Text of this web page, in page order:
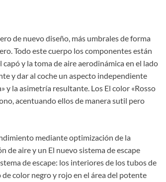
de nuevo diseño, más umbrales de forma
Todo este cuerpo los componentes están
y la toma de aire aerodinámica en el lado
y dar al coche un aspecto independiente
y la asimetría resultante. Los El color «Rosso
acentuando ellos de manera sutil pero
mediante optimización de la
de aire y un El nuevo sistema de escape
de escape: los interiores de los tubos de
color negro y rojo en el área del potente